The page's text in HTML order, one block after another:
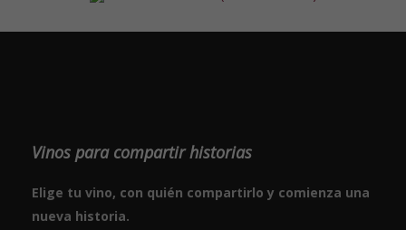
Vinos para compartir historias
Elige tu vino, con quién compartirlo y comienza una
nueva historia.